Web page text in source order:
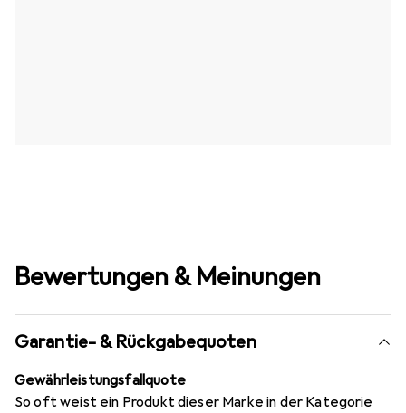
Bewertungen & Meinungen
Garantie- & Rückgabequoten
Gewährleistungsfallquote
So oft weist ein Produkt dieser Marke in der Kategorie